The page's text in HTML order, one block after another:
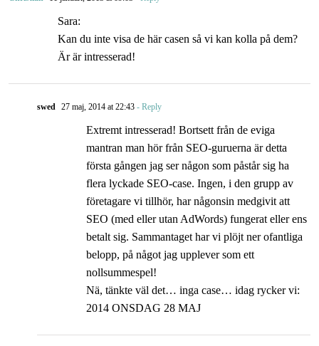
Sara:
Kan du inte visa de här casen så vi kan kolla på dem?
Är är intresserad!
swed 27 maj, 2014 at 22:43- Reply
Extremt intresserad! Bortsett från de eviga
mantran man hör från SEO-guruerna är detta
första gången jag ser någon som påstår sig ha
flera lyckade SEO-case. Ingen, i den grupp av
företagare vi tillhör, har någonsin medgivit att
SEO (med eller utan AdWords) fungerat eller ens
betalt sig. Sammantaget har vi plöjt ner ofantliga
belopp, på något jag upplever som ett
nollsummespel!
Nä, tänkte väl det… inga case… idag rycker vi:
2014 ONSDAG 28 MAJ